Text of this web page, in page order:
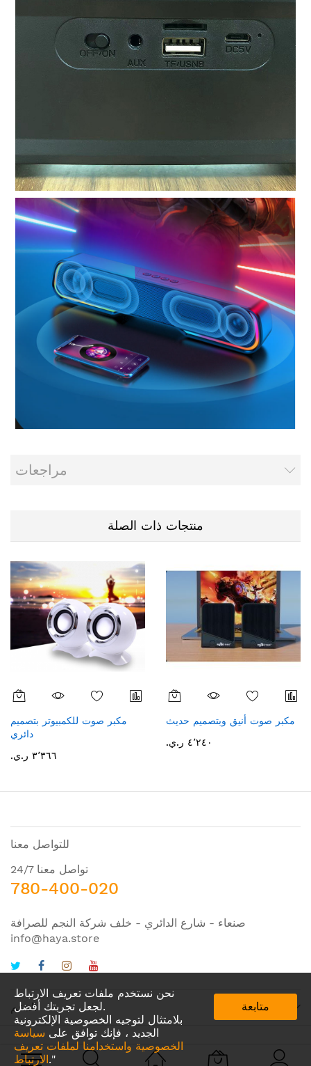
نحن نستخدم ملفات تعريف الارتباط
لجعل تجربتك أفضل.
بلامتثال لتوجيه الخصوصية الإلكترونية
الجديد ، فإنك توافق على سياسة
الخصوصية واستخدامنا لملفات تعريف
الارتباط."
متابعة
مراجعات
منتجات ذات الصلة
مكبر صوت للكمبيوتر بتصميم
دائري
٣٬٣٦٦ ر.ي.‏
مكبر صوت أنيق وبتصميم حديث
٤٬٢٤٠ ر.ي.‏
للتواصل معنا
تواصل معنا 24/7
780-400-020
صنعاء - شارع الدائري - خلف شركة النجم للصرافة
info@haya.store
الدعم
© 2024 Amazing IDEA. All Rights Reserved